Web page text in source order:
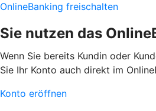
OnlineBanking freischalten
Sie nutzen das
Wenn Sie bereits Kundin oder
Sie Ihr Konto auch direkt im
Konto eröffnen